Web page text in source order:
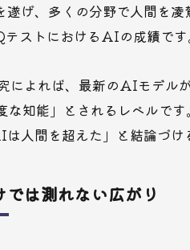
げ、多くの分野で人間を
ストにおけるAIの成績です
によれば、最新のAIモデル
な知能」とされるレベルで
人間を超えた」と結論づけ
は測れない広がり